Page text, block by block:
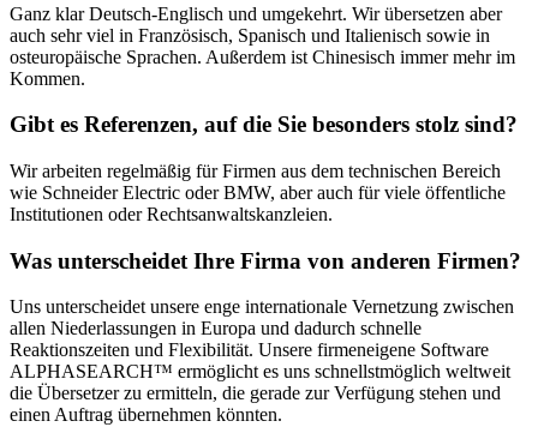
Ganz klar Deutsch-Englisch und umgekehrt. Wir übersetzen aber
auch sehr viel in Französisch, Spanisch und Italienisch sowie in
osteuropäische Sprachen. Außerdem ist Chinesisch immer mehr im
Kommen.
Gibt es Referenzen, auf die Sie besonders stolz sind?
Wir arbeiten regelmäßig für Firmen aus dem technischen Bereich
wie Schneider Electric oder BMW, aber auch für viele öffentliche
Institutionen oder Rechtsanwaltskanzleien.
Was unterscheidet Ihre Firma von anderen Firmen?
Uns unterscheidet unsere enge internationale Vernetzung zwischen
allen Niederlassungen in Europa und dadurch schnelle
Reaktionszeiten und Flexibilität. Unsere firmeneigene Software
ALPHASEARCH™ ermöglicht es uns schnellstmöglich weltweit
die Übersetzer zu ermitteln, die gerade zur Verfügung stehen und
einen Auftrag übernehmen könnten.